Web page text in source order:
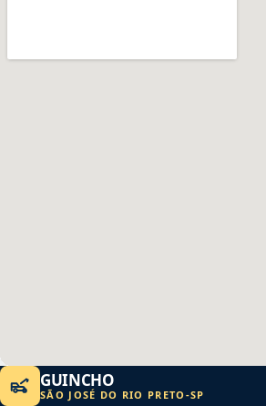
GUINCHO
SÃO JOSÉ DO RIO PRETO -SP